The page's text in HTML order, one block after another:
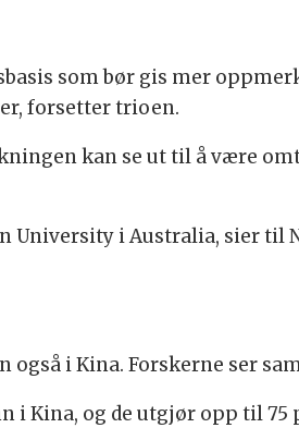
som bør gis mer
forsetter trioen.
kan se ut til å være
University i Australia, sier til
i Kina. Forskerne ser
Kina, og de utgjør opp til